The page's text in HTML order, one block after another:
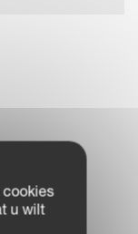
cookies
u wilt